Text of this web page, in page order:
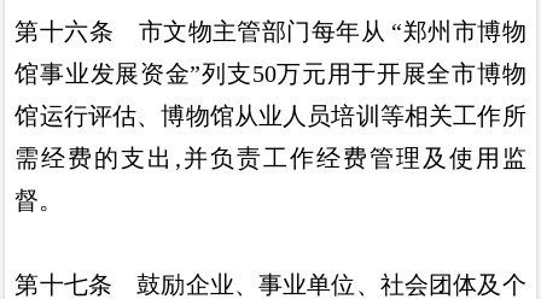
第十六条 市文物主管部门每年从 “郑州市博物
馆事业发展资金”列支50万元用于开展全市博物
馆运行评估、博物馆从业 人员培训等相关工作所
需经费的支出 ,并负责工作经费管理及使 用监
督。
第十七条鼓励企业、事业单位、 社会团体及个